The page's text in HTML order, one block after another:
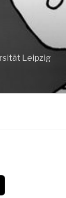
Leipzig